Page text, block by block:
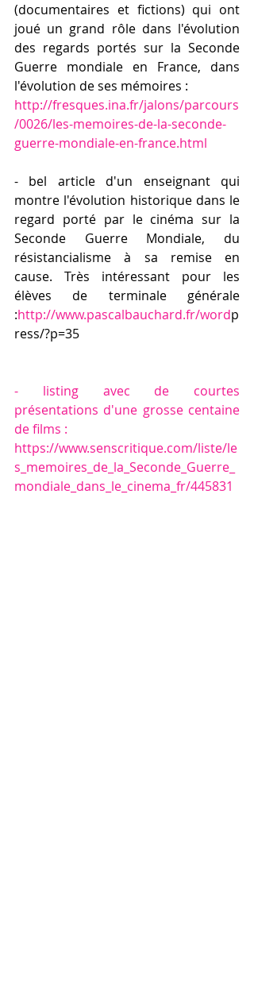
(documentaires et fictions) qui ont
joué un grand rôle dans l'évolution
des regards portés sur la Seconde
Guerre mondiale en France, dans
l'évolution de ses mémoires :
http://fresques.ina.fr/jalons/parcours
/0026/les-memoires-de-la-seconde-
guerre-mondiale-en-france.html
- bel article d'un enseignant qui
montre l'évolution historique dans le
regard porté par le cinéma sur la
Seconde Guerre Mondiale, du
résistancialisme à sa remise en
cause. Très intéressant pour les
élèves de terminale générale
:http://www.pascalbauchard.fr/wordp
ress/?p=35
- listing avec de courtes
présentations d'une grosse centaine
de films :
https://www.senscritique.com/liste/le
s_memoires_de_la_Seconde_Guerre_
mondiale_dans_le_cinema_fr/445831